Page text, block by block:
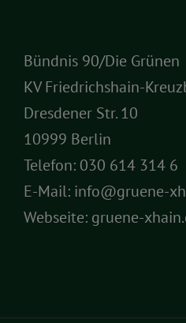
Bündnis 90/Die Grünen
KV Friedrichshain-
Dresdener Str. 10
10999 Berlin
Telefon: 030 614 314 6
E-Mail: info@gruene-
Webseite: gruene-